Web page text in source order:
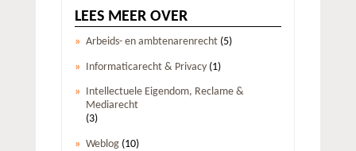
LEES MEER OVER
Arbeids- en ambtenarenrecht (5)
Informaticarecht & Privacy (1)
Intellectuele Eigendom, Reclame &
Mediarecht
(3)
Weblog (10)